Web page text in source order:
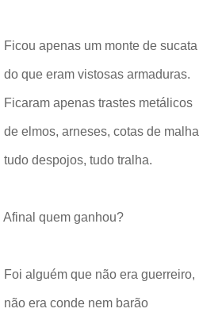
Ficou apenas um monte de sucata
do que eram vistosas armaduras.
Ficaram apenas trastes metálicos
de elmos, arneses, cotas de malha
tudo despojos, tudo tralha.
Afinal quem ganhou?
Foi alguém que não era guerreiro,
não era conde nem barão